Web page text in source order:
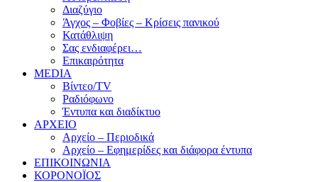
Διαζύγιο
Άγχος – Φοβίες – Κρίσεις πανικού
Κατάθλιψη
Σας ενδιαφέρει…
Επικαιρότητα
MEDIA
Βίντεο/TV
Ραδιόφωνο
Έντυπα και διαδίκτυο
ΑΡΧΕΙΟ
Αρχείο – Περιοδικά
Αρχείο – Εφημερίδες και διάφορα έντυπα
ΕΠΙΚΟΙΝΩΝΙΑ
ΚΟΡΟΝΟΪΟΣ